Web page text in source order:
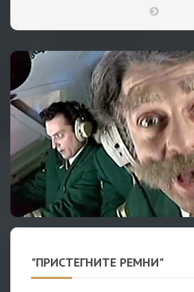
"ПРИСТЕГНИТЕ РЕМНИ"